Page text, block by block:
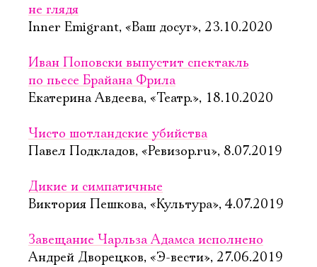
не глядя
Inner Emigrant, «Ваш досуг», 23.10.2020
Иван Поповски выпустит спектакль
по пьесе Брайана Фрила
Екатерина Авдеева, «Театр.», 18.10.2020
Чисто шотландские убийства
Павел Подкладов, «Ревизор.ru», 8.07.2019
Дикие и симпатичные
Виктория Пешкова, «Культура», 4.07.2019
Завещание Чарльза Адамса исполнено
Андрей Дворецков, «Э-вести», 27.06.2019